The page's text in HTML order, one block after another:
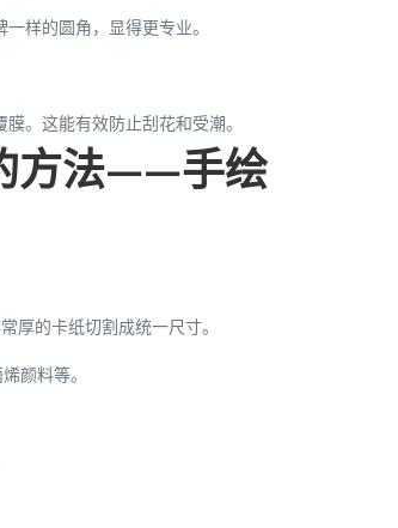
样的圆角，显得更专业。
。这能有效防止刮花和受潮。
方法——手绘
厚的卡纸切割成统一尺寸。
颜料等。